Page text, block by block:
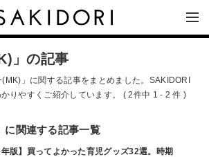
」の記事
」に関する記事をまとめました。SAKIDORI
りやすくご紹介しています。 ( 2件中 1 - 2 件 )
に関連する記事一覧
年版】買ってよかった育児グッズ32選。時期